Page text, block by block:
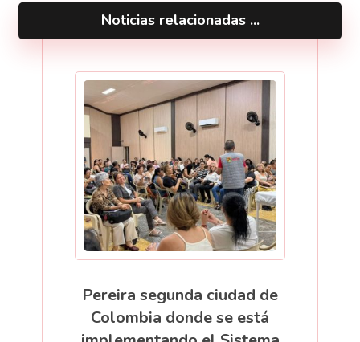
Noticias relacionadas ...
Pereira segunda ciudad de
Colombia donde se está